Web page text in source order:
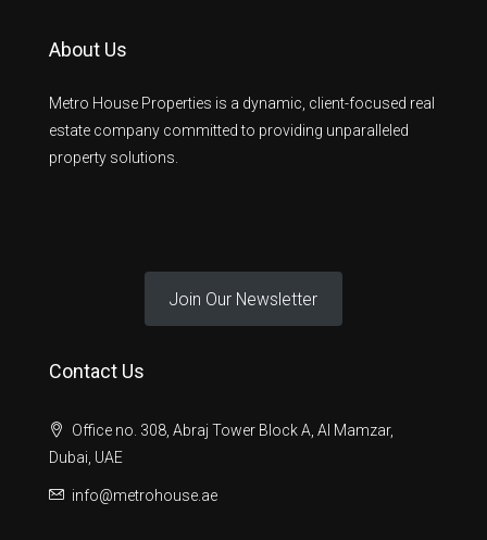
About Us
Metro House Properties is a dynamic, client-focused real
estate company committed to providing unparalleled
property solutions.
Join Our Newsletter
Contact Us
Office no. 308, Abraj Tower Block A, Al Mamzar,
Dubai, UAE
info@metrohouse.ae